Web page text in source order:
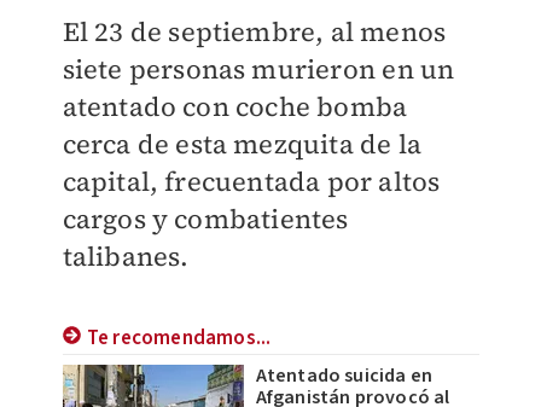
El 23 de septiembre, al menos
siete personas murieron en un
atentado con coche bomba
cerca de esta mezquita de la
capital, frecuentada por altos
cargos y combatientes
talibanes.
Te recomendamos...
Atentado suicida en
Afganistán provocó al